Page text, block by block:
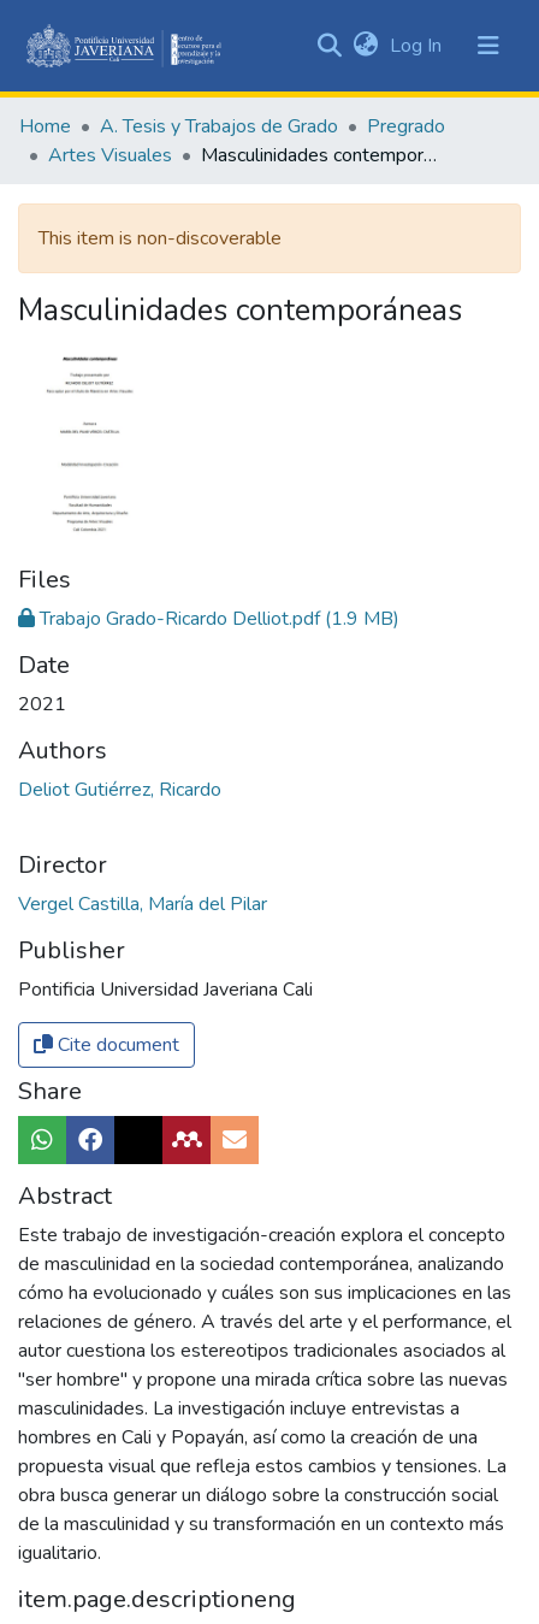
&
Collections
Statistics
Log In (current)
Home A. Tesis y Trabajos de Grado
Pregrado
Artes Visuales
Masculinidades contemporáneas
This item is non-discoverable
Masculinidades contemporáneas
Files
Trabajo Grado-Ricardo Delliot.pdf(1.9 MB)
Date
2021
Authors
Deliot Gutiérrez, Ricardo
Director
Vergel Castilla, María del Pilar
Publisher
Pontificia Universidad Javeriana Cali
Cite document
Share
Abstract
Este trabajo de investigación-creación explora el concepto
de masculinidad en la sociedad contemporánea, analizando
cómo ha evolucionado y cuáles son sus implicaciones en las
relaciones de género. A través del arte y el performance, el
autor cuestiona los estereotipos tradicionales asociados al
"ser hombre" y propone una mirada crítica sobre las nuevas
masculinidades. La investigación incluye entrevistas a
hombres en Cali y Popayán, así como la creación de una
propuesta visual que refleja estos cambios y tensiones. La
obra busca generar un diálogo sobre la construcción social
de la masculinidad y su transformación en un contexto más
igualitario.
item.page.descriptioneng